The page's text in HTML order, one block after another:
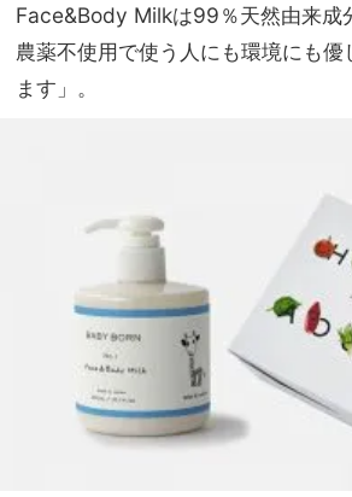
Face&Body Milkは99％天然由来成
農薬不使用で使う人にも環境にも優
ます」。